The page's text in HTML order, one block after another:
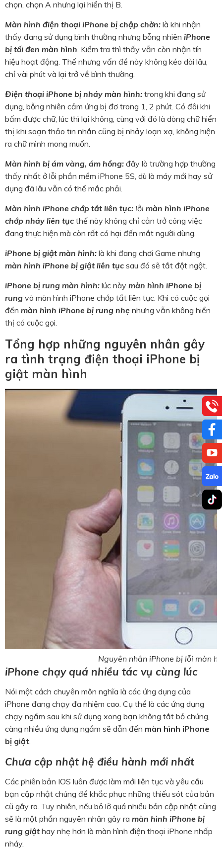
chọn, chọn A nhưng lại hiển thị B.
Màn hình điện thoại iPhone bị chập chờn: là khi nhận
thấy đang sử dụng bình thường nhưng bỗng nhiên iPhone
bị tối đen màn hình. Kiểm tra thì thấy vẫn còn nhận tín
hiệu hoạt động. Thế nhưng vấn đề này không kéo dài lâu,
chỉ vài phút và lại trở về bình thường.
Điện thoại iPhone bị nháy màn hình: trong khi đang sử
dụng, bỗng nhiên cảm ứng bị đơ trong 1, 2 phút. Có đôi khi
bấm được chữ, lúc thì lại không, cùng với đó là dòng chữ hiển
thị khi soạn thảo tin nhắn cũng bị nhảy loạn xạ, không hiện
ra chữ mình mong muốn.
Màn hình bị ám vàng, ám hồng: đây là trường hợp thường
thấy nhất ở lỗi phần mềm iPhone 5S, dù là máy mới hay sử
dụng đã lâu vẫn có thể mắc phải.
Màn hình iPhone chớp tắt liên tục: lỗi màn hình iPhone
chớp nháy liên tục thế này không chỉ cản trở công việc
đang thực hiện mà còn rất có hại đến mắt người dùng.
iPhone bị giật màn hình: là khi đang chơi Game nhưng
màn hình iPhone bị giật liên tục sau đó sẽ tắt đột ngột.
iPhone bị rung màn hình: lúc này màn hình iPhone bị
rung và màn hình iPhone chớp tắt liên tục. Khi có cuộc gọi
đến màn hình iPhone bị rung nhẹ nhưng vẫn không hiển
thị có cuộc gọi.
Tổng hợp những nguyên nhân gây
ra tình trạng điện thoại iPhone bị
giật màn hình
Nguyên nhân iPhone bị lỗi màn
iPhone chạy quá nhiều tác vụ cùng lúc
Nói một cách chuyên môn nghĩa là các ứng dụng của
iPhone đang chạy đa nhiệm cao. Cụ thể là các ứng dụng
chạy ngầm sau khi sử dụng xong bạn không tắt bỏ chúng,
càng nhiều ứng dụng ngầm sẽ dẫn đến màn hình iPhone
bị giật.
Chưa cập nhật hệ điều hành mới nhất
Các phiên bản IOS luôn được làm mới liên tục và yêu cầu
bạn cập nhật chúng để khắc phục những thiếu sót của bản
cũ gây ra. Tuy nhiên, nếu bỏ lỡ quá nhiều bản cập nhật cũng
sẽ là một phần nguyên nhân gây ra màn hình iPhone bị
rung giật hay nhẹ hơn là màn hình điện thoại iPhone nhấp
nháy.